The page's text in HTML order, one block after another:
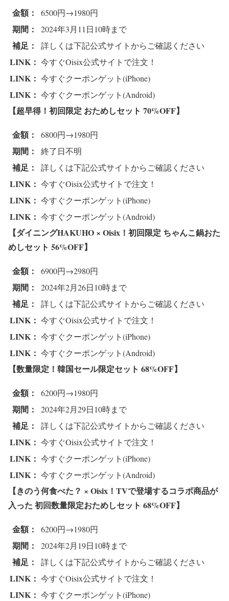
金額： 6500円→1980円
期間： 2024年3月11日10時まで
補足： 詳しくは下記公式サイトからご確認ください
LINK： 今すぐOisix公式サイトで注文！
LINK： 今すぐクーポンゲット(iPhone)
LINK： 今すぐクーポンゲット(Android)
【超早得！初回限定 おためしセット 70%OFF】
金額： 6800円→1980円
期間： 終了日不明
補足： 詳しくは下記公式サイトからご確認ください
LINK： 今すぐOisix公式サイトで注文！
LINK： 今すぐクーポンゲット(iPhone)
LINK： 今すぐクーポンゲット(Android)
【ダイニングHAKUHO × Oisix！初回限定 ちゃんこ鍋おた
めしセット 56%OFF】
金額： 6900円→2980円
期間： 2024年2月26日10時まで
補足： 詳しくは下記公式サイトからご確認ください
LINK： 今すぐOisix公式サイトで注文！
LINK： 今すぐクーポンゲット(iPhone)
LINK： 今すぐクーポンゲット(Android)
【数量限定！韓国セール限定セット 68%OFF】
金額： 6200円→1980円
期間： 2024年2月29日10時まで
補足： 詳しくは下記公式サイトからご確認ください
LINK： 今すぐOisix公式サイトで注文！
LINK： 今すぐクーポンゲット(iPhone)
LINK： 今すぐクーポンゲット(Android)
【きのう何食べた？ × Oisix！TVで登場するコラボ商品が
入った 初回数量限定おためしセット 68%OFF】
金額： 6200円→1980円
期間： 2024年2月19日10時まで
補足： 詳しくは下記公式サイトからご確認ください
LINK： 今すぐOisix公式サイトで注文！
LINK： 今すぐクーポンゲット(iPhone)